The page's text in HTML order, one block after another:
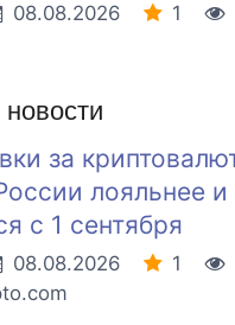
08.08.2026 1
за
лояльнее и
с 1 сентября
08.08.2026 1